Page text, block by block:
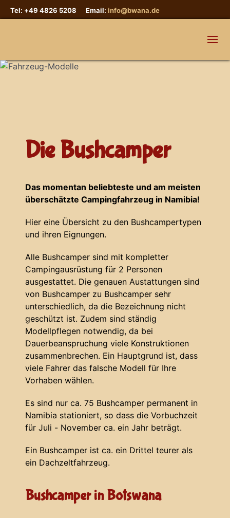
Tel: +49 4826 5208 Email: info@bwana.de
Die Bushcamper
Das momentan beliebteste und am meisten
überschätzte Campingfahrzeug in Namibia!
Hier eine Übersicht zu den Bushcampertypen
und ihren Eignungen.
Alle Bushcamper sind mit kompletter
Campingausrüstung für 2 Personen
ausgestattet. Die genauen Austattungen sind
von Bushcamper zu Bushcamper sehr
unterschiedlich, da die Bezeichnung nicht
geschützt ist. Zudem sind ständig
Modellpflegen notwendig, da bei
Dauerbeanspruchung viele Konstruktionen
zusammenbrechen. Ein Hauptgrund ist, dass
viele Fahrer das falsche Modell für Ihre
Vorhaben wählen.
Es sind nur ca. 75 Bushcamper permanent in
Namibia stationiert, so dass die Vorbuchzeit
für Juli - November ca. ein Jahr beträgt.
Ein Bushcamper ist ca. ein Drittel teurer als
ein Dachzeltfahrzeug.
Bushcamper in Botswana